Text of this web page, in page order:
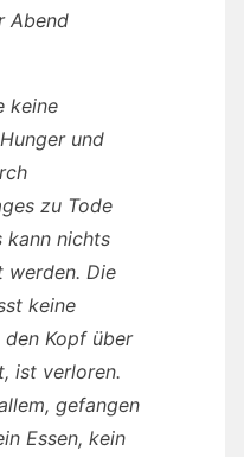
Abend
keine
und
zu Tode
kann nichts
werden. Die
keine
den Kopf über
ist verloren.
gefangen
Essen, kein